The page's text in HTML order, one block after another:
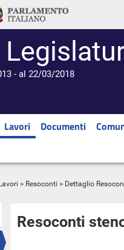
- al 22/03/2018
Lavori Documenti
Lavori > Resoconti > Dettaglio
Resoconti